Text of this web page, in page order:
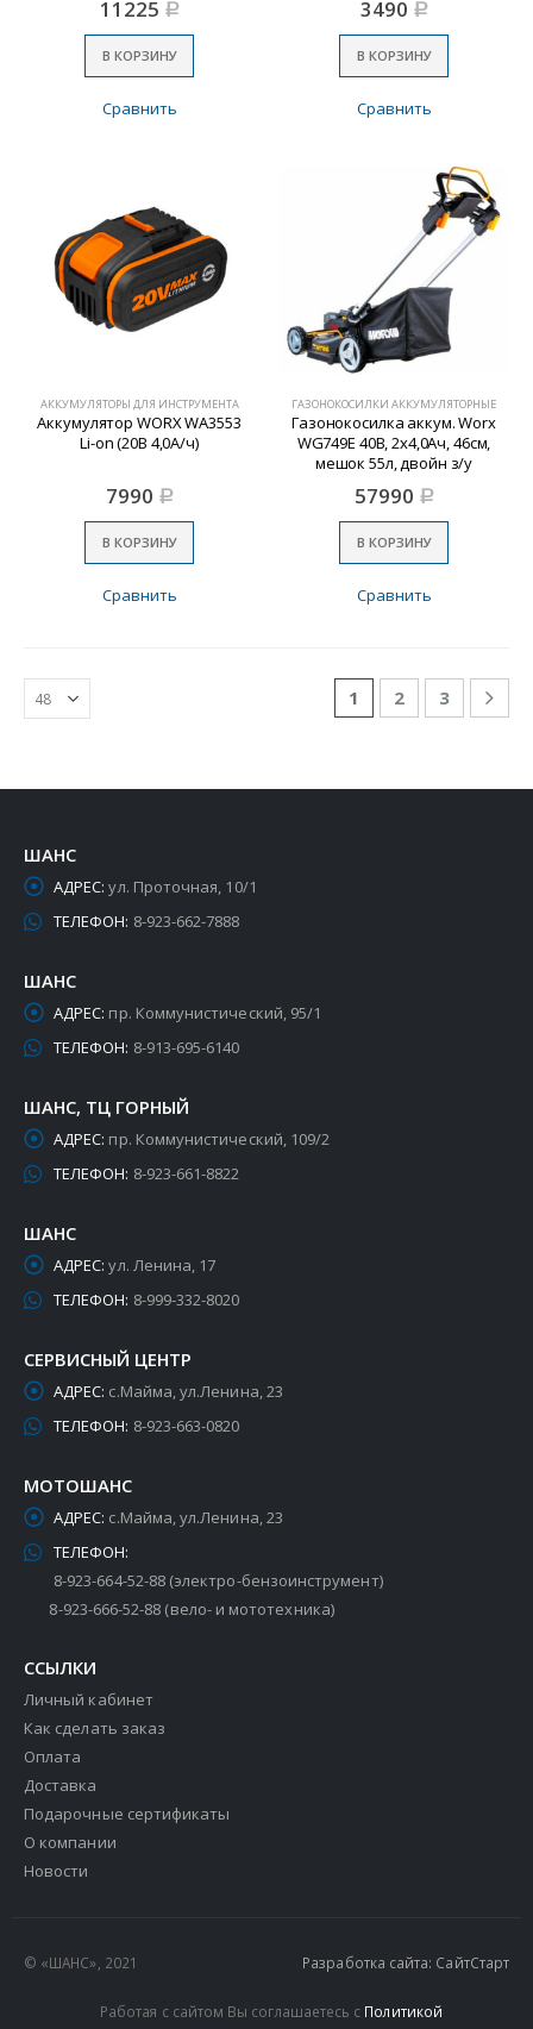
11225 Р
В КОРЗИНУ
Сравнить
3490 Р
В КОРЗИНУ
Сравнить
АККУМУЛЯТОРЫ ДЛЯ ИНСТРУМЕНТА
Аккумулятор WORX WA3553
Li-on (20В 4,0А/ч)
7990 Р
В КОРЗИНУ
Сравнить
ГАЗОНОКОСИЛКИ АККУМУЛЯТОРНЫЕ
Газонокосилка аккум. Worx
WG749E 40В, 2х4,0Ач, 46см,
мешок 55л, двойн з/у
57990 Р
В КОРЗИНУ
Сравнить
1 2 3
ШАНС
АДРЕС: ул. Проточная, 10/1
ТЕЛЕФОН: 8-923-662-7888
ШАНС
АДРЕС: пр. Коммунистический, 95/1
ТЕЛЕФОН: 8-913-695-6140
ШАНС, ТЦ ГОРНЫЙ
АДРЕС: пр. Коммунистический, 109/2
ТЕЛЕФОН: 8-923-661-8822
ШАНС
АДРЕС: ул. Ленина, 17
ТЕЛЕФОН: 8-999-332-8020
СЕРВИСНЫЙ ЦЕНТР
АДРЕС: с.Майма, ул.Ленина, 23
ТЕЛЕФОН: 8-923-663-0820
МОТОШАНС
АДРЕС: с.Майма, ул.Ленина, 23
ТЕЛЕФОН:
8-923-664-52-88 (электро-бензоинструмент)
8-923-666-52-88 (вело- и мототехника)
ССЫЛКИ
Личный кабинет
Как сделать заказ
Оплата
Доставка
Подарочные сертификаты
О компании
Новости
© «ШАНС», 2021 Разработка сайта: СайтСтарт
Работая с сайтом Вы соглашаетесь с Политикой